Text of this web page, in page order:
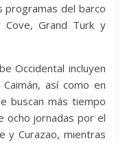
programas del barco
Cove, Grand Turk y
Occidental incluyen
así como en
buscan más tiempo
ocho jornadas por el
y Curazao, mientras